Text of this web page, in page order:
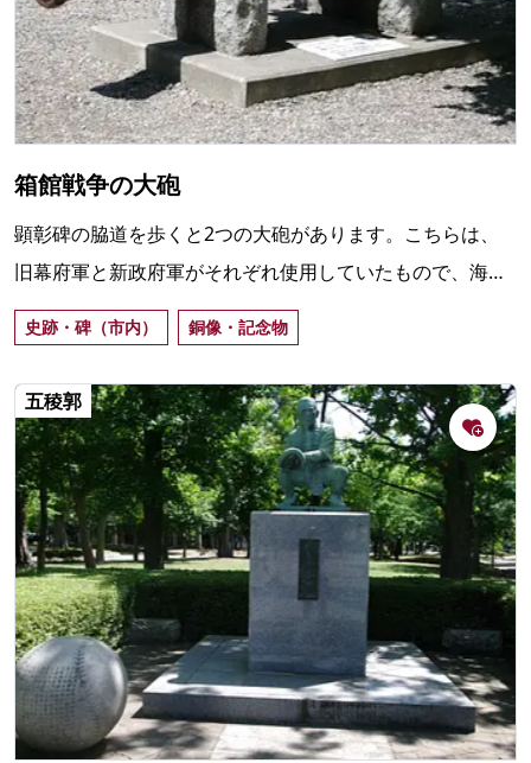
箱館戦争の大砲
顕彰碑の脇道を歩くと2つの大砲があります。こちらは、
旧幕府軍と新政府軍がそれぞれ使用していたもので、海中
に沈められていたのが引き上げられ、現在の場所に置かれ
ています。
史跡・碑（市内） 銅像・記念物
五稜郭